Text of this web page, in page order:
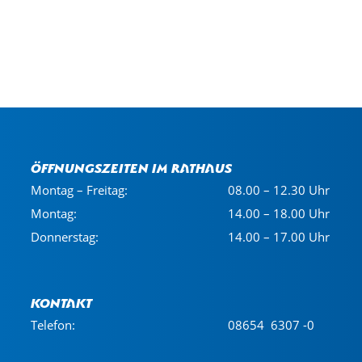
Öffnungszeiten im Rathaus
Montag – Freitag:
08.00 – 12.30 Uhr
Montag:
14.00 – 18.00 Uhr
Donnerstag:
14.00 – 17.00 Uhr
Kontakt
Telefon: 08654 6307 -0